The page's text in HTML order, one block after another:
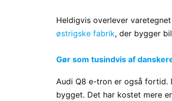
Heldigvis overlever
østrigske fabrik, der bygger
Gør som tusindvis af
Audi Q8 e-tron er også fortid.
bygget. Det har kostet mere